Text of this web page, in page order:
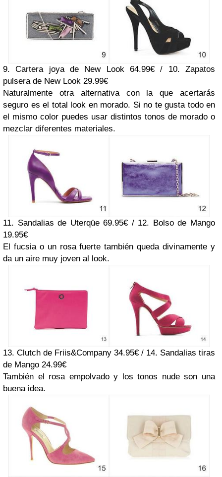
9. Cartera joya de New Look 64.99€ / 10. Zapatos
pulsera de New Look 29.99€
Naturalmente otra alternativa con la que acertarás
seguro es el total look en morado. Si no te gusta todo en
el mismo color puedes usar distintos tonos de morado o
mezclar diferentes materiales.
11. Sandalias de Uterqüe 69.95€ / 12. Bolso de Mango
19.95€
El fucsia o un rosa fuerte también queda divinamente y
da un aire muy joven al look.
13. Clutch de Friis&Company 34.95€ / 14. Sandalias tiras
de Mango 24.99€
También el rosa empolvado y los tonos nude son una
buena idea.